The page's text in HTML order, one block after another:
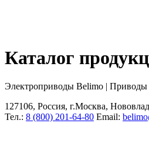
Каталог
Электроприводы Belimo |
127106, Россия, г.Москва,
Тел.: 8 (800) 201-64-80 Еmail: